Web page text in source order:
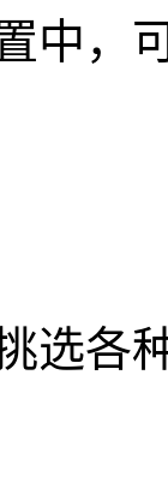
中，
选各